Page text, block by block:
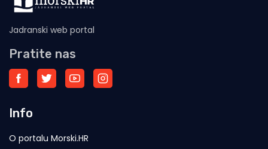
Jadranski web portal
Pratite nas
Info
O portalu Morski.HR